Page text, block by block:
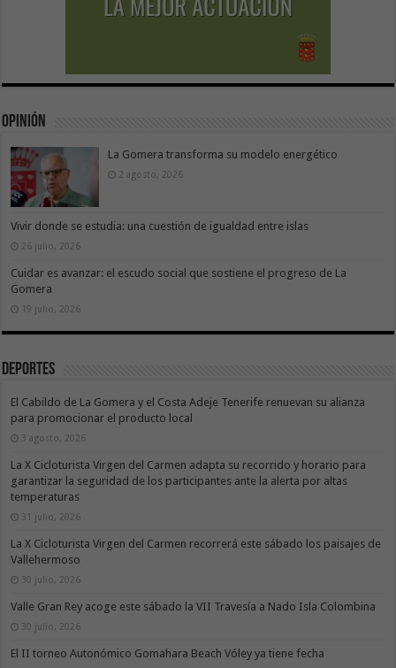
Opinión
La Gomera transforma su modelo energético
2 agosto, 2026
Vivir donde se estudia: una cuestión de igualdad entre islas
26 julio, 2026
Cuidar es avanzar: el escudo social que sostiene el progreso de La
Gomera
19 julio, 2026
Deportes
El Cabildo de La Gomera y el Costa Adeje Tenerife renuevan su alianza
para promocionar el producto local
3 agosto, 2026
La X Cicloturista Virgen del Carmen adapta su recorrido y horario para
garantizar la seguridad de los participantes ante la alerta por altas
temperaturas
31 julio, 2026
La X Cicloturista Virgen del Carmen recorrerá este sábado los paisajes de
Vallehermoso
30 julio, 2026
Valle Gran Rey acoge este sábado la VII Travesía a Nado Isla Colombina
30 julio, 2026
El II torneo Autonómico Gomahara Beach Vóley ya tiene fecha